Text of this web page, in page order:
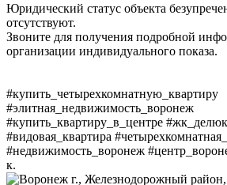
Юридический статус объекта
отсутствуют.
Звоните для получения подробной
организации индивидуального показа.
#купить_четырехкомнатную_квартиру
#элитная_недвижимость_воронеж
#купить_квартиру_в_центре
#видовая_квартира
#недвижимость_воронеж
к.